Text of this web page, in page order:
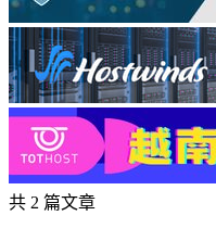
共 2 篇文章